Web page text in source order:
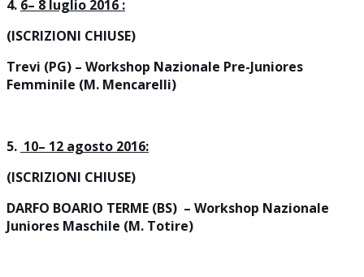
4. 6– 8 luglio 2016 :
(ISCRIZIONI CHIUSE)
Trevi (PG) – Workshop Nazionale Pre-Juniores
Femminile (M. Mencarelli)
5. 10– 12 agosto 2016:
(ISCRIZIONI CHIUSE)
DARFO BOARIO TERME (BS) – Workshop Nazionale
Juniores Maschile (M. Totire)